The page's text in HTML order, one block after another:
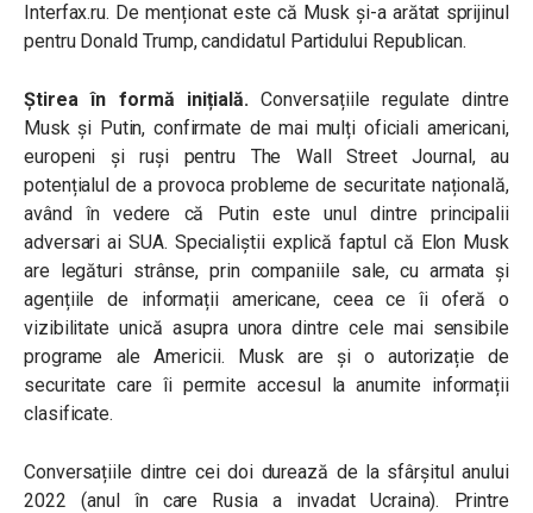
Interfax.ru. De menționat este că Musk și-a arătat sprijinul
pentru Donald Trump, candidatul Partidului Republican.
Știrea în formă inițială.Conversațiile regulate dintre
Musk și Putin, confirmate de mai mulți oficiali americani,
europeni și ruși pentru The Wall Street Journal, au
potențialul de a provoca probleme de securitate națională,
având în vedere că Putin este unul dintre principalii
adversari ai SUA. Specialiștii explică faptul că Elon Musk
are legături strânse, prin companiile sale, cu armata și
agențiile de informații americane, ceea ce îi oferă o
vizibilitate unică asupra unora dintre cele mai sensibile
programe ale Americii. Musk are și o autorizație de
securitate care îi permite accesul la anumite informații
clasificate.
Conversațiile dintre cei doi durează de la sfârșitul anului
2022 (anul în care Rusia a invadat Ucraina). Printre